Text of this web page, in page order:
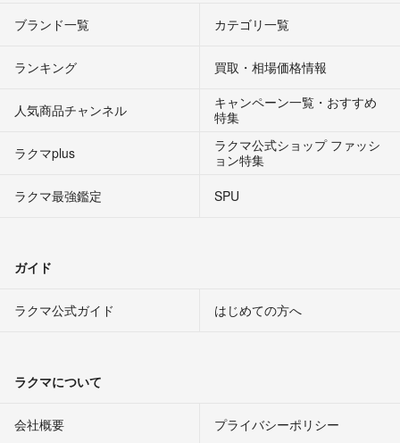
ブランド一覧 カテゴリ一覧
ランキング 買取・相場価格情報
人気商品チャンネル
キャンペーン一覧・おすすめ
特集
ラクマplus
ラクマ公式ショップ ファッシ
ョン特集
ラクマ最強鑑定
SPU
ガイド
ラクマ公式ガイド はじめての方へ
ラクマについて
会社概要 プライバシーポリシー